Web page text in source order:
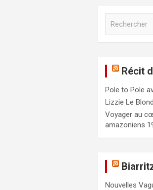
c
h
e
r
Récit
Pole to Pole
Lizzie Le
Voyager au
amazoniens
Nouvelles